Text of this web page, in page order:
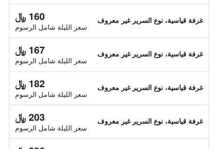
غرفة قياسية، نوع السرير غير معروف 160 ﷼
سعر الليلة شامل الرسوم
غرفة قياسية، نوع السرير غير معروف 167 ﷼
سعر الليلة شامل الرسوم
غرفة قياسية، نوع السرير غير معروف 182 ﷼
سعر الليلة شامل الرسوم
غرفة قياسية، نوع السرير غير معروف 203 ﷼
سعر الليلة شامل الرسوم